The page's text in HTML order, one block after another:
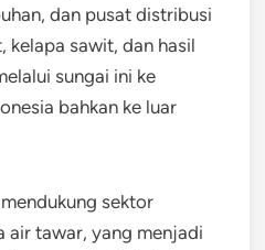
dan pusat distribusi
kelapa sawit, dan hasil
sungai ini ke
bahkan ke luar
sektor
air tawar, yang menjadi